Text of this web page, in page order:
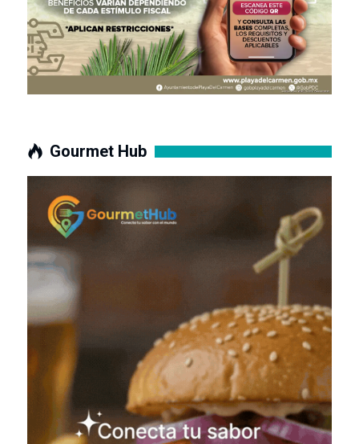
Gourmet Hub